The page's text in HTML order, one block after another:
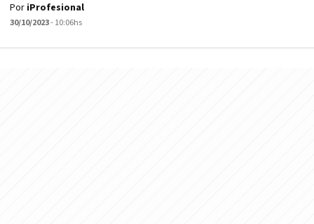
Por iProfesional
30/10/2023- 10:06hs